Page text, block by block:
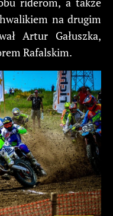
na drugim
Artur Gałuszka,
Rafalskim.